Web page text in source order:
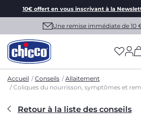
10€ offert en vous inscrivant à la
Une remise immédiate de 10
Accueil Conseils
Allaitement
Coliques du nourrisson, symptômes et
Retour à la liste des conseils